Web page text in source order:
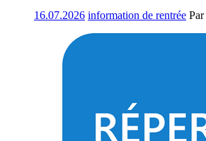
16.07.2026 information de rentrée Par